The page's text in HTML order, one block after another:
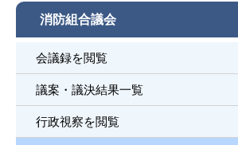
消防組合議会
会議録を閲覧
議案・議決結果一覧
行政視察を閲覧